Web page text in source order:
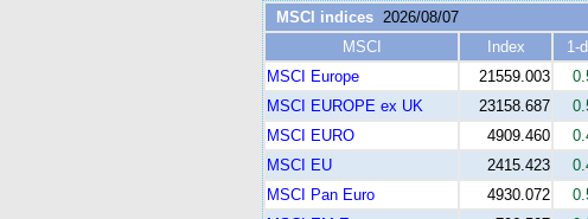
MSCI indices 2026/08/07
MSCI
Index 1-
MSCI Europe
21559.003
MSCI EUROPE ex UK
23158.687
MSCI EURO
4909.460
MSCI EU
2415.423
MSCI Pan Euro
4930.072